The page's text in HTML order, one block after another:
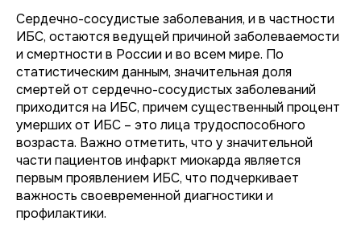
Сердечно-сосудистые заболевания, и в частности
ИБС, остаются ведущей причиной заболеваемости
и смертности в России и во всем мире. По
статистическим данным, значительная доля
смертей от сердечно-сосудистых заболеваний
приходится на ИБС, причем существенный процент
умерших от ИБС – это лица трудоспособного
возраста. Важно отметить, что у значительной
части пациентов инфаркт миокарда является
первым проявлением ИБС, что подчеркивает
важность своевременной диагностики и
профилактики.